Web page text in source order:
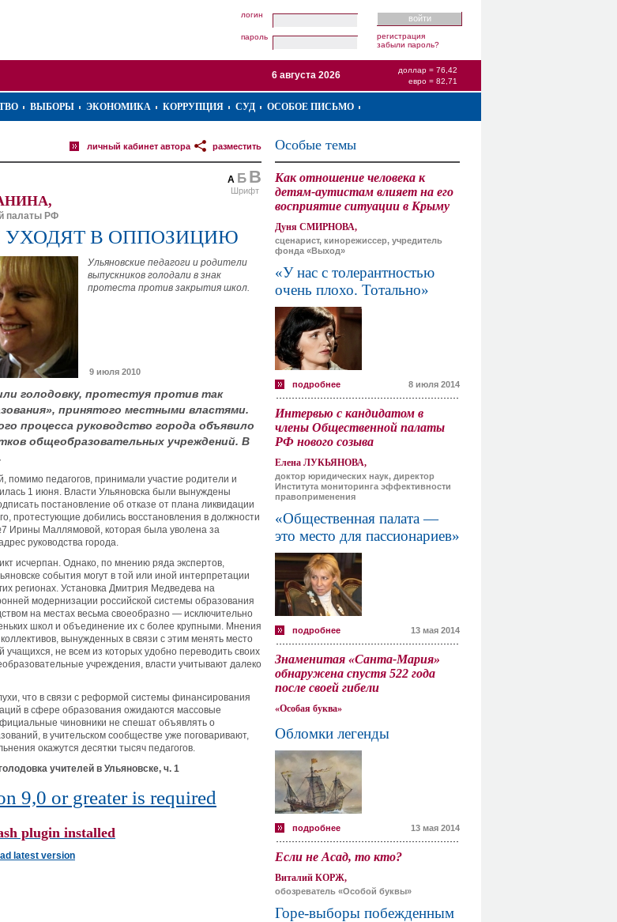
логин
пароль
регистрация
забыли пароль?
доллар = 76,42
евро = 82,71
6 августа 2026
ВЫБОРЫ ЭКОНОМИКА КОРРУПЦИЯ СУД ОСОБОЕ ПИСЬМО
разместить
личный кабинет автора
А Б В
Шрифт
палаты РФ
УХОДЯТ В ОППОЗИЦИЮ
Ульяновские педагоги и родители
выпускников голодали в знак
протеста против закрытия школ.
9 июля 2010
голодовку, протестуя против так
принятого местными властями.
процесса руководство города объявило
общеобразовательных учреждений. В
помимо педагогов, принимали участие родители и
1 июня. Власти Ульяновска были вынуждены
постановление об отказе от плана ликвидации
протестующие добились восстановления в должности
Ирины Маллямовой, которая была уволена за
руководства города.
исчерпан. Однако, по мнению ряда экспертов,
события могут в той или иной интерпретации
регионах. Установка Дмитрия Медведева на
модернизации российской системы образования
на местах весьма своеобразно — исключительно
школ и объединение их с более крупными. Мнения
вынужденных в связи с этим менять место
учащихся, не всем из которых удобно переводить своих
учреждения, власти учитывают далеко
что в связи с реформой системы финансирования
в сфере образования ожидаются массовые
чиновники не спешат объявлять о
в учительском сообществе уже поговаривают,
окажутся десятки тысяч педагогов.
учителей в Ульяновске, ч. 1
9,0 or greater is required
plugin installed
latest version
Особые темы
Как отношение человека к
детям-аутистам влияет на его
восприятие ситуации в Крыму
Дуня СМИРНОВА,
сценарист, кинорежиссер, учредитель
фонда «Выход»
«У нас с толерантностью
очень плохо. Тотально»
подробнее 8 июля 2014
Интервью с кандидатом в
члены Общественной палаты
РФ нового созыва
Елена ЛУКЬЯНОВА,
доктор юридических наук, директор
Института мониторинга эффективности
правоприменения
«Общественная палата —
это место для пассионариев»
подробнее 13 мая 2014
Знаменитая «Санта-Мария»
обнаружена спустя 522 года
после своей гибели
«Особая буква»
Обломки легенды
подробнее 13 мая 2014
Если не Асад, то кто?
Виталий КОРЖ,
обозреватель «Особой буквы»
Горе-выборы побежденным